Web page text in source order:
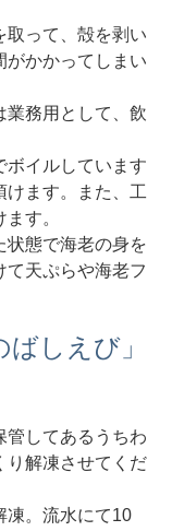
取って、殻を剥い
かかってしまい
業務用として、飲
ボイルしています
けます。また、工
す。
状態で海老の身を
て天ぷらや海老フ
しえび」
管してあるうちわ
り解凍させてくだ
凍。流水にて10